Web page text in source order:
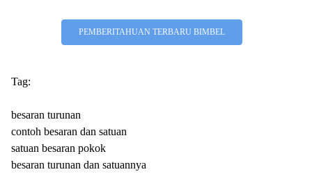
PEMBERITAHUAN TERBARU BIMBEL
Tag:
besaran turunan
contoh besaran dan satuan
satuan besaran pokok
besaran turunan dan satuannya